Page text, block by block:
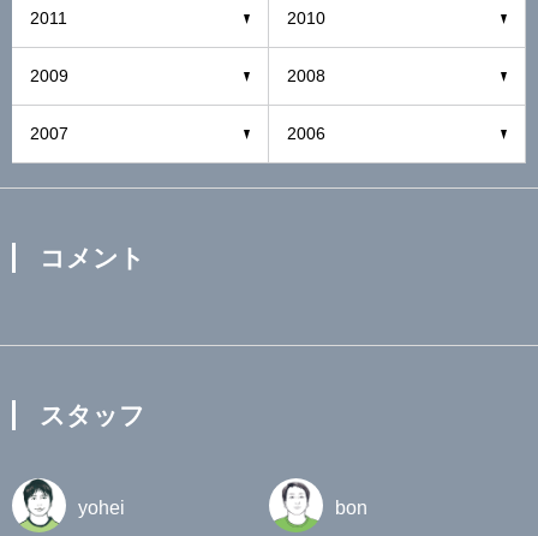
2011 2010
2009 2008
2007 2006
コメント
スタッフ
yohei bon